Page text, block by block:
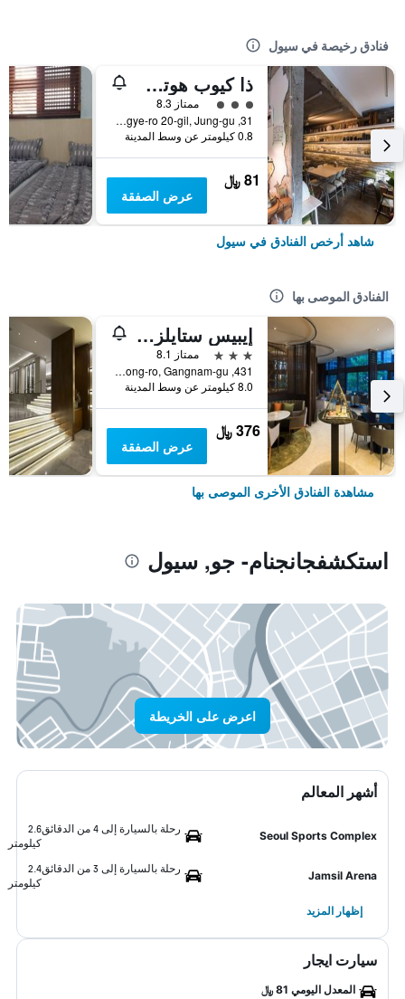
فنادق رخيصة في سيول
ذا كيوب هوتل - دار ضيافة
تقييم فئة 3ممتاز 8.3
31, Toegye-ro 20-gil, Jung-gu, سيول, كوريا الجنوبية
0.8 كيلومتر عن وسط المدينة
81 ﷼
عرض الصفقة
شاهد أرخص الفنادق في سيول
الفنادق الموصى بها
إيبيس ستايلز أمباسادور سيول غانغنام
3 نجوم
ممتاز 8.1
431, Samseong-ro, Gangnam-gu, سيول, كوريا الجنوبية
8.0 كيلومتر عن وسط المدينة
376 ﷼
عرض الصفقة
مشاهدة الفنادق الأخرى الموصى بها
استكشفجانجنام- جو, سيول
اعرض على الخريطة
أشهر المعالم
Seoul Sports Complex
رحلة بالسيارة إلى 4 من الدقائق
2.6
كيلومتر
Jamsil Arena
رحلة بالسيارة إلى 3 من الدقائق
2.4
كيلومتر
إظهار المزيد
سيارت ايجار
المعدل اليومي 81 ﷼